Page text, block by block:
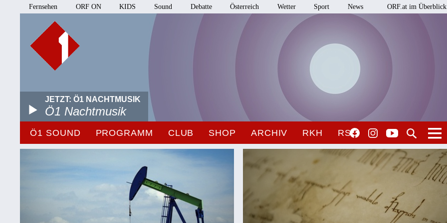
Fernsehen ORF ON KIDS Sound Debatte Österreich Wetter Sport News ORF.at im Überblick
JETZT: Ö1 NACHTMUSIK
Ö1 Nachtmusik
Ö1 SOUND PROGRAMM CLUB SHOP ARCHIV RKH RSO